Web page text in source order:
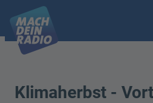
Klimaherbst -